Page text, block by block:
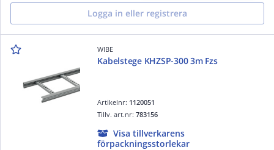
Logga in eller registrera
WIBE
Kabelstege KHZSP-300 3m Fzs
Artikelnr: 1120051
Tillv. art.nr:783156
Visa tillverkarens
förpackningsstorlekar